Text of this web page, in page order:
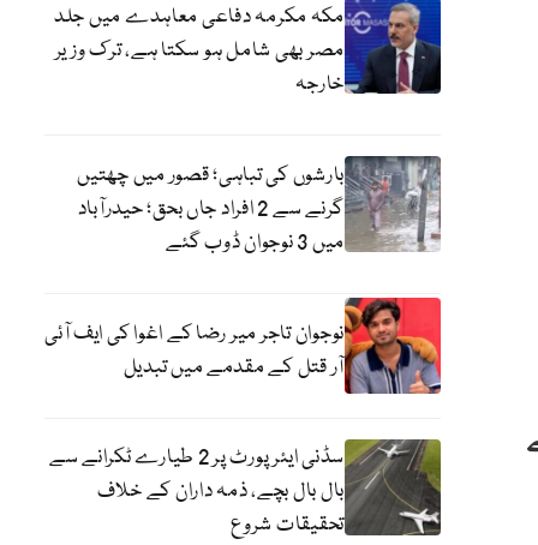
روپے
مکہ مکرمہ دفاعی معاہدے میں جلد
مصر بھی شامل ہو سکتا ہے، ترک وزیر
خارجہ
بارشوں کی تباہی؛ قصور میں چھتیں
گرنے سے 2 افراد جاں بحق؛ حیدرآباد
میں 3 نوجوان ڈوب گئے
نوجوان تاجر میر رضا کے اغوا کی ایف آئی
آر قتل کے مقدمے میں تبدیل
سڈنی ایئرپورٹ پر 2 طیارے ٹکرانے سے
بال بال بچے، ذمہ داران کے خلاف
تحقیقات شروع